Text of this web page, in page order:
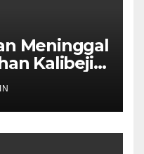
Meninggal
Kalibeji,
Ada